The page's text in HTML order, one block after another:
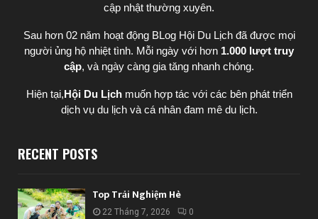
cập nhật thường xuyên.
Sau hơn 02 năm hoạt động BLog Hội Du Lịch đã được mọi
người ủng hộ nhiệt tình. Mỗi ngày với hơn 1.000 lượt truy
cập, và ngày càng gia tăng nhanh chóng.
Hiện tại,Hội Du Lịch muốn hợp tác với các bên phát triển
dịch vụ du lịch và cá nhân đam mê du lịch.
RECENT POSTS
Top Trải Nghiệm Hè
22 Tháng 7, 2026 0